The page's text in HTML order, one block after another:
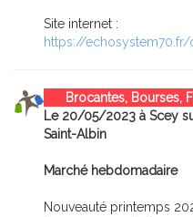
Site internet :
https://
Brocantes, Bourses,
Le 20/05/2023 à Scey
Saint-Albin
Marché hebdomadaire
Nouveauté printemps